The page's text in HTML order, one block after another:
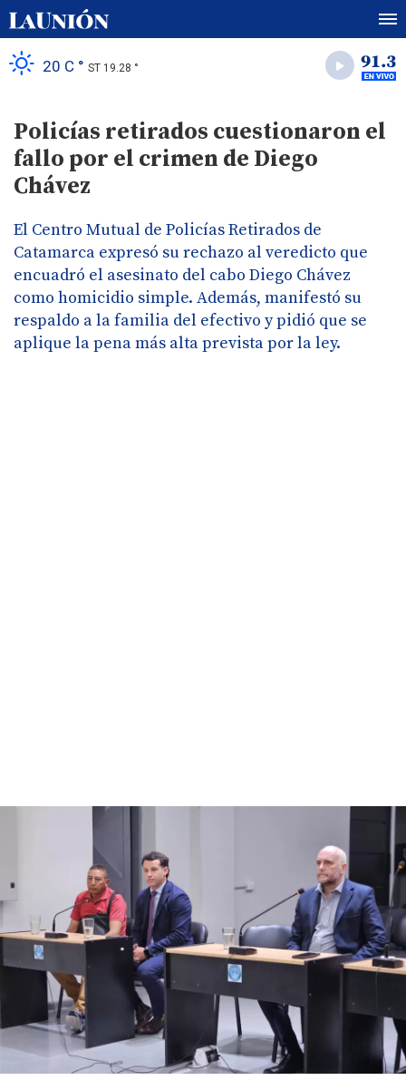
20 C ° ST 19.28 °
Policías retirados cuestionaron el
fallo por el crimen de Diego
Chávez
El Centro Mutual de Policías Retirados de
Catamarca expresó su rechazo al veredicto que
encuadró el asesinato del cabo Diego Chávez
como homicidio simple. Además, manifestó su
respaldo a la familia del efectivo y pidió que se
aplique la pena más alta prevista por la ley.